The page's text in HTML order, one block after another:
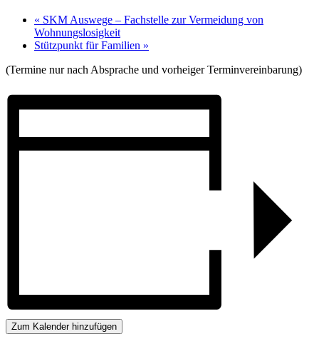
« SKM Auswege – Fachstelle zur Vermeidung von
Wohnungslosigkeit
Stützpunkt für Familien »
(Termine nur nach Absprache und vorheiger Terminvereinbarung)
Zum Kalender hinzufügen